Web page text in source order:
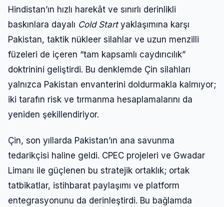
Hindistan’ın hızlı harekât ve sınırlı derinlikli
baskınlara dayalı Cold Startyaklaşımına karşı
Pakistan, taktik nükleer silahlar ve uzun menzilli
füzeleri de içeren “tam kapsamlı caydırıcılık”
doktrinini geliştirdi. Bu denklemde Çin silahları
yalnızca Pakistan envanterini doldurmakla kalmıyor;
iki tarafın risk ve tırmanma hesaplamalarını da
yeniden şekillendiriyor.
Çin, son yıllarda Pakistan’ın ana savunma
tedarikçisi haline geldi. CPEC projeleri ve Gwadar
Limanı ile güçlenen bu stratejik ortaklık; ortak
tatbikatlar, istihbarat paylaşımı ve platform
entegrasyonunu da derinleştirdi. Bu bağlamda